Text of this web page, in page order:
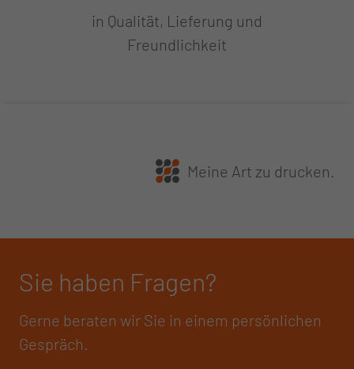
in Qualität, Lieferung und
Freundlichkeit
Meine Art zu drucken.
Sie haben Fragen?
Gerne beraten wir Sie in einem persönlichen
Gespräch.